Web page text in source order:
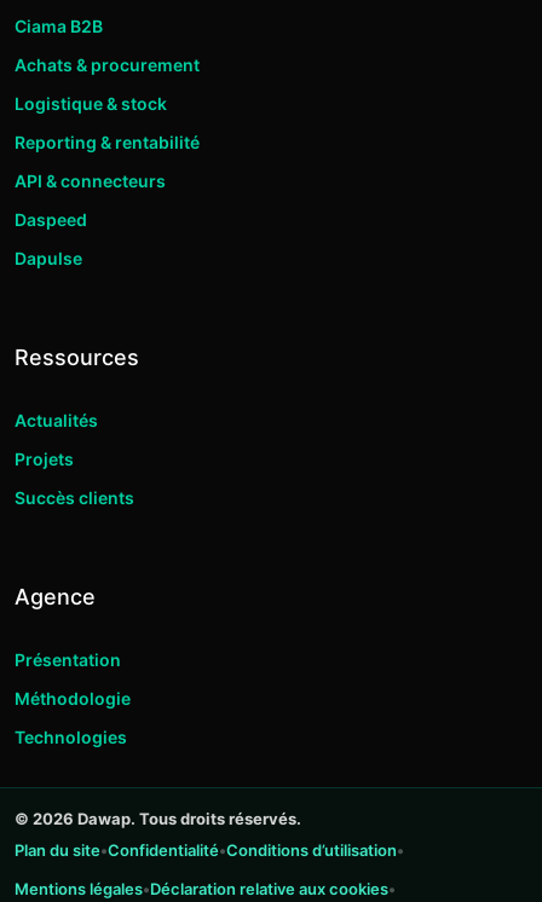
Ciama B2B
Achats & procurement
Logistique & stock
Reporting & rentabilité
API & connecteurs
Daspeed
Dapulse
Ressources
Actualités
Projets
Succès clients
Agence
Présentation
Méthodologie
Technologies
© 2026 Dawap. Tous droits réservés.
Plan du site•Confidentialité•Conditions d’utilisation•
Mentions légales•Déclaration relative aux cookies•